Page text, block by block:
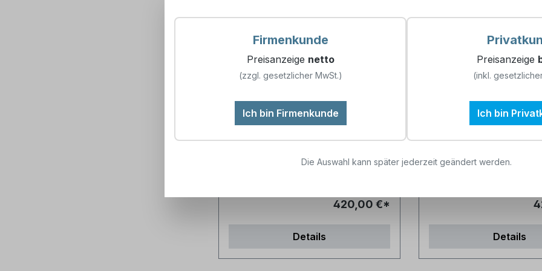
Seminar
4 -
Oberflächenveränderungen
420,00 €*
Details
5 - Sterilgut-
Instrumentenlogistik
Details
Firmenkunde
Preisanzeige netto
(zzgl. gesetzlicher MwSt.)
Ich bin Firmenkunde
Preisanzeige
(inkl.
Ich bin
Die Auswahl kann später jederzeit geändert werden.